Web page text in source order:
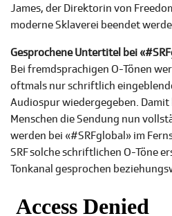
James, der Direktorin von
moderne Sklaverei beendet
Gesprochene Untertitel bei «
Bei fremdsprachigen O-Tönen
oftmals nur schriftlich
Audiospur wiedergegeben.
Menschen die Sendung nun
werden bei «#SRFglobal» im
SRF solche schriftlichen O-Töne
Tonkanal gesprochen